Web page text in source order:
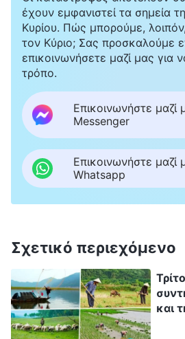
περιβάλλοντος επιβίωσης.
προσκολλώνται μέσα στο
επιβίωσής τους. Σε αυτού
περιβάλλον, εξακολουθούν
πολλαπλασιάζονται και να
σύμφωνα με τους νόμους
γι’ αυτά. Χάρη στους νόμους
χάρη στον προκαθορισμό
πράγματα ζουν αρμονικά με
γένος, και το ανθρώπινο
«Ο Λόγος», τόμ. 2: «Σχετικά με
τον Θεό», Ο ίδιος ο
έχουν εμφανιστεί τα σημεία
Κυρίου. Πώς μπορούμε,
τον Κύριο; Σας προσκαλούμε
επικοινωνήσετε μαζί μας για
τρόπο.
Επικοινωνήστε
Messenger
Επικοινωνήστε
Whatsapp
Σχετικό περιεχόμενο
και